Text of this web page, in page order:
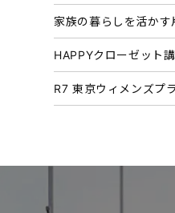
家族の暮らしを活か
HAPPYクローゼット
R7 東京ウィメンズプ